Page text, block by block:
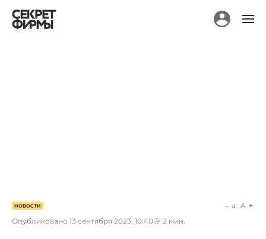
НОВОСТИ
Опубликовано 13 сентября 2023, 10:40 2 мин.
a A